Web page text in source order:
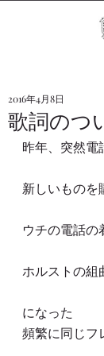
歌詞のつ
2016年4月8日
昨年、突然電
新しいものを
ウチの電話の
ホルストの組
になった
頻繁に同じフ